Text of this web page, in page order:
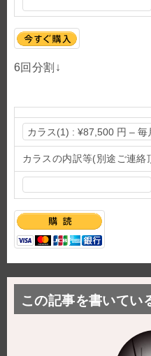
6回分割↓
カラスの内訳等(別途ご連絡
この記事を書いてい